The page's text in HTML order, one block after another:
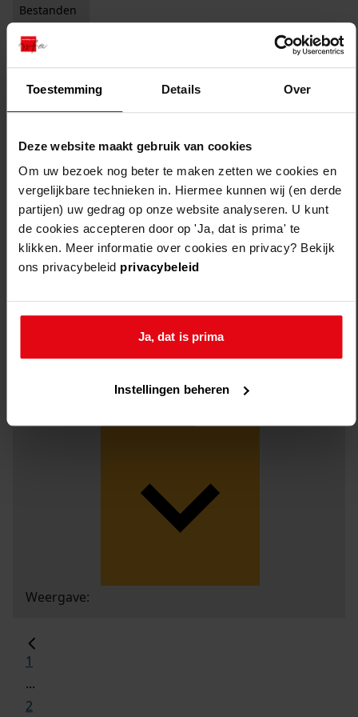
Toestemming Details Over
Deze website maakt gebruik van cookies
Om uw bezoek nog beter te maken zetten we cookies en
vergelijkbare technieken in. Hiermee kunnen wij (en derde
partijen) uw gedrag op onze website analyseren. U kunt
de cookies accepteren door op 'Ja, dat is prima' te
klikken. Meer informatie over cookies en privacy? Bekijk
ons privacybeleid privacybeleid
Ja, dat is prima
Instellingen beheren
Bestanden
Auteursrechtelijk beschermd
Vervaardiger
Zichtbaar studiezaal
1resultaten
sorteren op:
Weergave:
1
...
2